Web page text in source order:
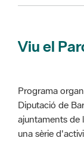
Viu el
Programa
Diputació de
ajuntaments de
una sèrie